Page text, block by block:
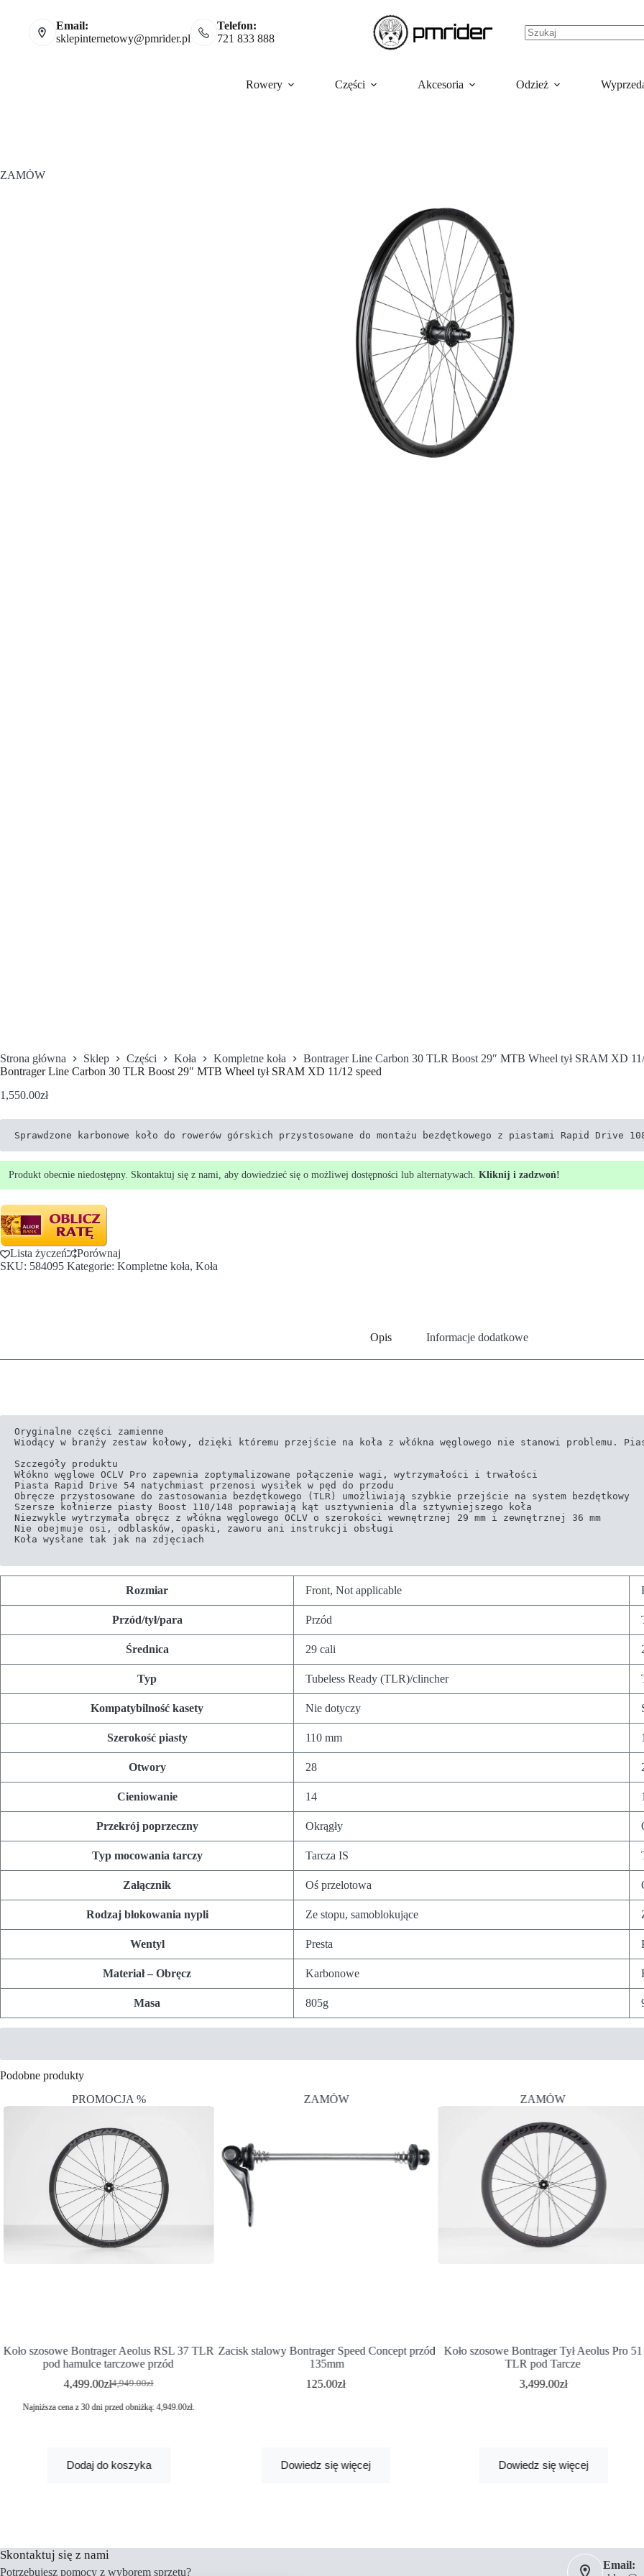
Email:
sklepinternetowy@pmrider.pl
Telefon:
721 833 888
Rowery Części Akcesoria Odzież
ZAMÓW
Strona główna Sklep Części Koła Kompletne koła
Bontrager Line Carbon 30 TLR Boost 29″ MTB Wheel tył SRAM XD 11/
Bontrager Line Carbon 30 TLR Boost 29″ MTB Wheel tył SRAM XD 11/12 speed
1,550.00zł
Sprawdzone karbonowe koło do rowerów górskich przystosowane do montażu bezdętkowego z piastami Rapid Drive
Produkt obecnie niedostępny. Skontaktuj się z nami, aby dowiedzieć się o możliwej dostępności lub alternatywach. Kliknij i zadzwoń!
Lista życzeń
Porównaj
SKU: 584095 Kategorie: Kompletne koła, Koła
Opis Informacje dodatkowe
Oryginalne części zamienne
Wiodący w branży zestaw kołowy, dzięki któremu przejście na koła z włókna węglowego nie stanowi problemu.
Szczegóły produktu
Włókno węglowe OCLV Pro zapewnia zoptymalizowane połączenie wagi, wytrzymałości i trwałości
Piasta Rapid Drive 54 natychmiast przenosi wysiłek w pęd do przodu
Obręcze przystosowane do zastosowania bezdętkowego (TLR) umożliwiają szybkie przejście na system bezdętkowy
Szersze kołnierze piasty Boost 110/148 poprawiają kąt usztywnienia dla sztywniejszego koła
Niezwykle wytrzymała obręcz z włókna węglowego OCLV o szerokości wewnętrznej 29 mm i zewnętrznej 36 mm
Nie obejmuje osi, odblasków, opaski, zaworu ani instrukcji obsługi
Koła wysłane tak jak na zdjęciach
Rozmiar Front, Not applicable
Przód/tył/para Przód
Średnica 29 cali
Typ Tubeless Ready (TLR)/clincher
Kompatybilność kasety Nie dotyczy
Szerokość piasty 110 mm
Otwory 28
Cieniowanie 14
Przekrój poprzeczny Okrągły
Typ mocowania tarczy Tarcza IS
Załącznik Oś przelotowa
Rodzaj blokowania nypli Ze stopu, samoblokujące
Wentyl Presta
Materiał – Obręcz Karbonowe
Masa 805g
Podobne produkty
PROMOCJA %
Koło szosowe Bontrager Aeolus RSL 37 TLR
pod hamulce tarczowe przód
4,949.00zł
4,499.00zł
Najniższa cena z 30 dni przed obniżką:4,949.00zł.
Dodaj do koszyka
ZAMÓW
Zacisk stalowy Bontrager Speed Concept przód
135mm
125.00zł
Dowiedz się więcej
ZAMÓW
Koło szosowe Bontrager Tył Aeolus Pro 51
TLR pod Tarcze
3,499.00zł
Dowiedz się więcej
Skontaktuj się z nami
Potrzebujesz pomocy z wyborem sprzętu?
Email: